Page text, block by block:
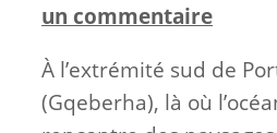
un commentaire
À l’extrémité sud de
(Gqeberha), là où